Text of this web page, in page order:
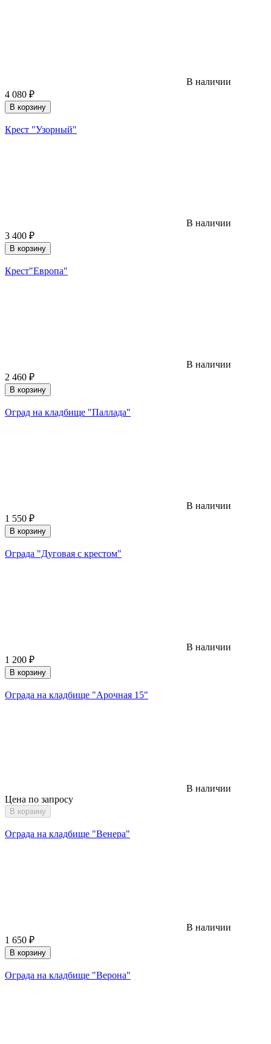
В наличии
4 080 ₽
В корзину
Крест "Узорный"
В наличии
3 400 ₽
В корзину
Крест"Европа"
В наличии
2 460 ₽
В корзину
Оград на кладбище "Паллада"
В наличии
1 550 ₽
В корзину
Ограда "Дуговая с крестом"
В наличии
1 200 ₽
В корзину
Ограда на кладбище "Арочная 15"
В наличии
Цена по запросу
В корзину
Ограда на кладбище "Венера"
В наличии
1 650 ₽
В корзину
Ограда на кладбище "Верона"